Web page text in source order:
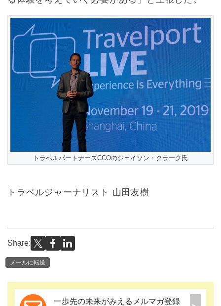
トラベルパートナーズCCOのジェイソン・クラーク氏
トラベルジャーナリスト 山田友樹
Share:
メールに転送
一歩先の未来がみえるメルマガ登録